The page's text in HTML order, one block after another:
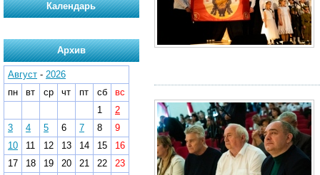
Календарь
Архив
Август - 2026
пн
вт ср чт пт сб
вс
1
2
3
4 5 6 7 8
9
10
11 12 13 14 15
16
17
18 19 20 21 22
23